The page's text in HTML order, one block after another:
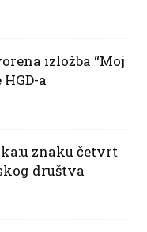
izložba “Moj
a
znaku četvrt
društva